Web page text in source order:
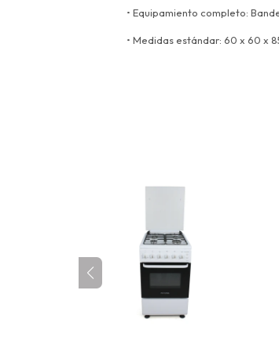
• Equipamiento completo:
• Medidas estándar: 60 x 60 x